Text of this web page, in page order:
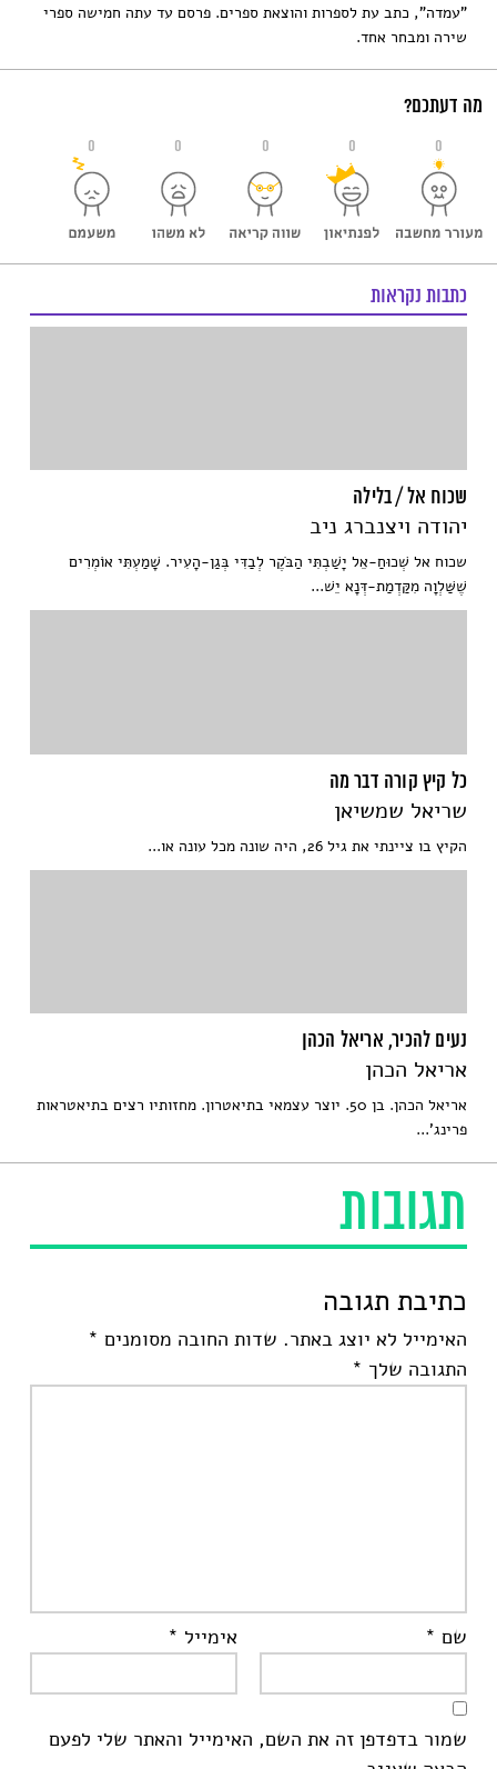
"עמדה", כתב עת לספרות והוצאת ספרים. פרסם עד עתה חמישה ספרי
שירה ומבחר אחד.
מה דעתכם?
0 0 0 0 0
תגובות
כתיבת תגובה
האימייל לא יוצג באתר. שדות החובה מסומנים *
התגובה שלך *
שם * אימייל *
שמור בדפדפן זה את השם, האימייל והאתר שלי לפעם
כתבות נקראות
שכוח אל / בלילה
יהודה ויצנברג ניב
שכוח אל שְׁכוּחַ-אֵל יָשַׁבְתִּי הַבֹּקֶר לְבַדִּי בְּגַן-הָעִיר. שָׁמַעְתִּי אוֹמְרִים
שֶׁשַּׁלְוָה מִקַּדְמַת-דְּנָא יֵשׁ...
כל קיץ קורה דבר מה
שריאל שמשיאן
הקיץ בו ציינתי את גיל 26, היה שונה מכל עונה או...
נעים להכיר, אריאל הכהן
אריאל הכהן
אריאל הכהן. בן 50. יוצר עצמאי בתיאטרון. מחזותיו רצים בתיאטראות
פרינג'...